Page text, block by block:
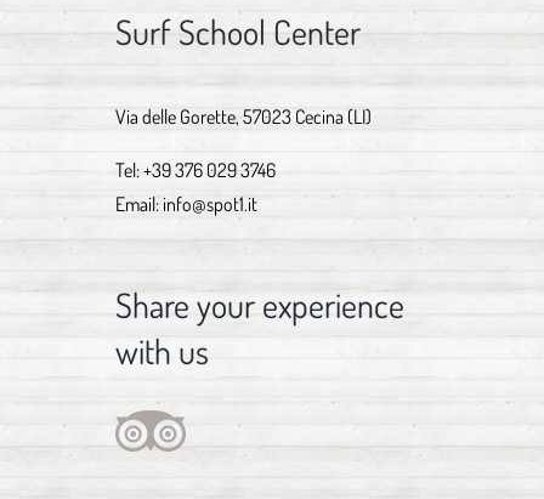
Surf School Center
Via delle Gorette, 57023 Cecina (LI)
Tel:+39 376 029 3746
Email: info@spot1.it
Share your experience
with us